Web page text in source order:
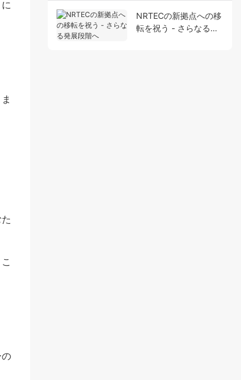
の
NRTECの新拠点への移
転を祝う - さらなる発